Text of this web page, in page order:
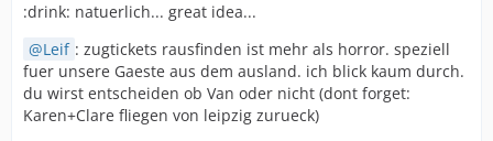
:drink: natuerlich... great idea...
Leif : zugtickets rausfinden ist mehr als horror. speziell
fuer unsere Gaeste aus dem ausland. ich blick kaum durch.
du wirst entscheiden ob Van oder nicht (dont forget:
Karen+Clare fliegen von leipzig zurueck)